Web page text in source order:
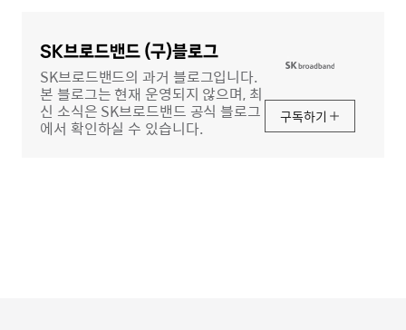
SK브로드밴드 (구)블로그
SK브로드밴드의 과거 블로그입니다.
본 블로그는 현재 운영되지 않으며, 최
신 소식은 SK브로드밴드 공식 블로그
에서 확인하실 수 있습니다.
구독하기